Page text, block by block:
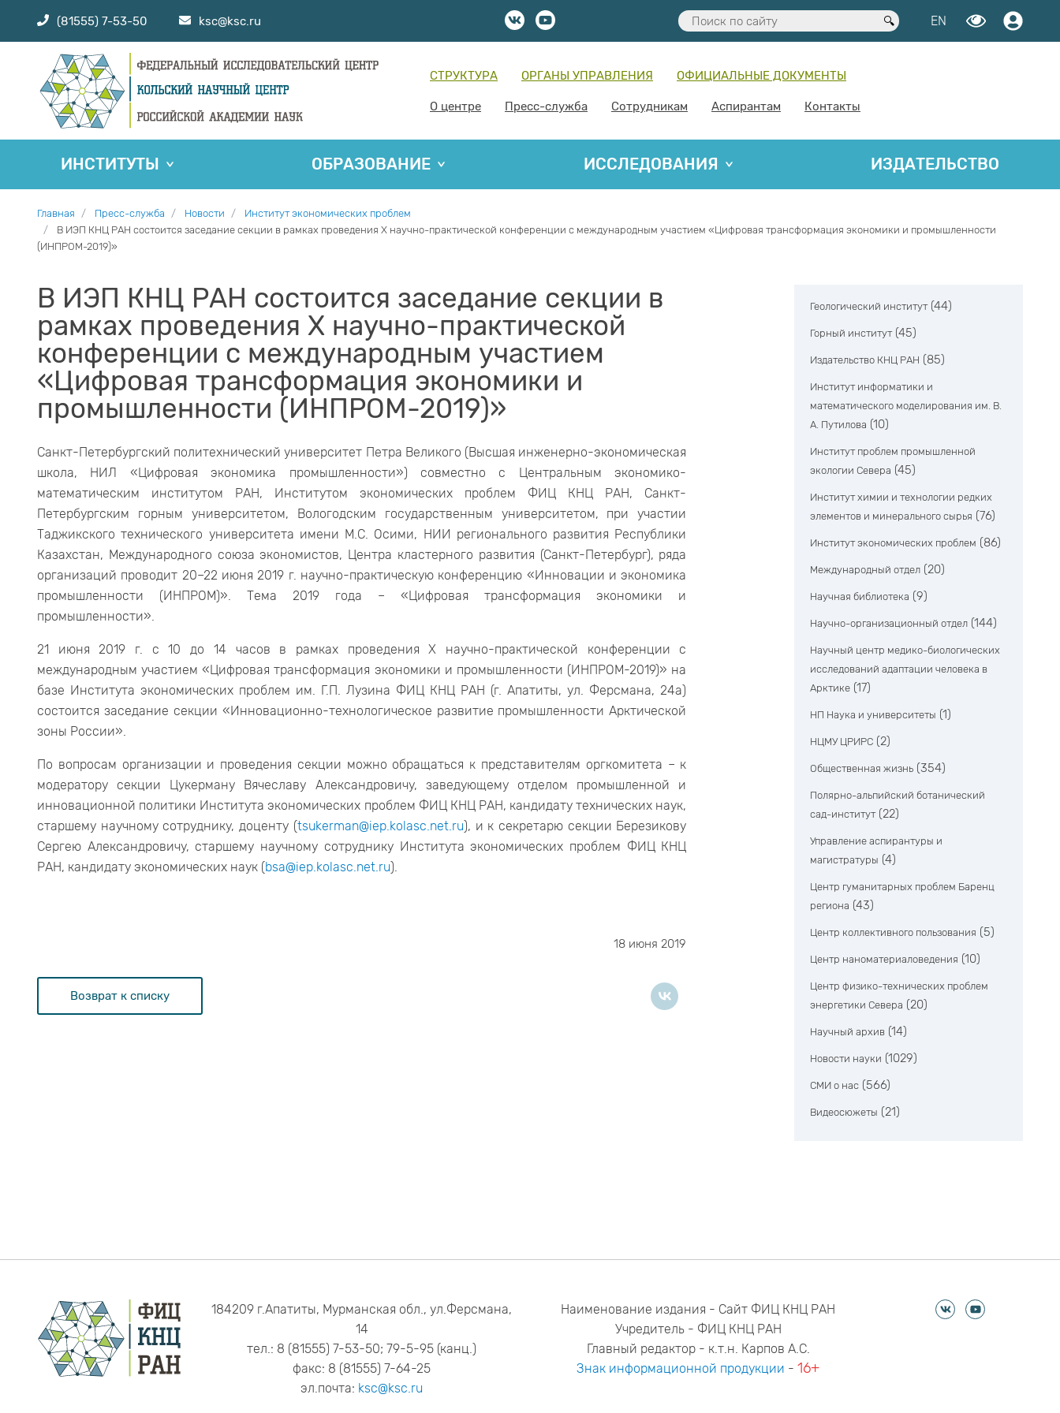
(81555) 7-53-50 ksc@ksc.ru EN
СТРУКТУРА ОРГАНЫ УПРАВЛЕНИЯ ОФИЦИАЛЬНЫЕ ДОКУМЕНТЫ
О центре Пресс-служба Сотрудникам Аспирантам Контакты
ИНСТИТУТЫ ОБРАЗОВАНИЕ ИССЛЕДОВАНИЯ ИЗДАТЕЛЬСТВО
Главная Пресс-служба Новости
Институт экономических проблем
В ИЭП КНЦ РАН состоится заседание секции в рамках проведения Х научно-практической конференции с международным участием «Цифровая трансформация экономики и промышленности
(ИНПРОМ-2019)»
В ИЭП КНЦ РАН состоится заседание секции в
рамках проведения Х научно-практической
конференции с международным участием
«Цифровая трансформация экономики и
промышленности (ИНПРОМ-2019)»
Санкт-Петербургский политехнический университет Петра Великого (Высшая инженерно-экономическая
школа, НИЛ «Цифровая экономика промышленности») совместно с Центральным экономико-
математическим институтом РАН, Институтом экономических проблем ФИЦ КНЦ РАН, Санкт-
Петербургским горным университетом, Вологодским государственным университетом, при участии
Таджикского технического университета имени М.С. Осими, НИИ регионального развития Республики
Казахстан, Международного союза экономистов, Центра кластерного развития (Санкт-Петербург), ряда
организаций проводит 20–22 июня 2019 г. научно-практическую конференцию «Инновации и экономика
промышленности (ИНПРОМ)». Тема 2019 года – «Цифровая трансформация экономики и
промышленности».
21 июня 2019 г. c 10 до 14 часов в рамках проведения Х научно-практической конференции с
международным участием «Цифровая трансформация экономики и промышленности (ИНПРОМ-2019)» на
базе Института экономических проблем им. Г.П. Лузина ФИЦ КНЦ РАН (г. Апатиты, ул. Ферсмана, 24а)
состоится заседание секции «Инновационно-технологическое развитие промышленности Арктической
зоны России».
По вопросам организации и проведения секции можно обращаться к представителям оргкомитета – к
модератору секции Цукерману Вячеславу Александровичу, заведующему отделом промышленной и
инновационной политики Института экономических проблем ФИЦ КНЦ РАН, кандидату технических наук,
старшему научному сотруднику, доценту (tsukerman@iep.kolasc.net.ru), и к секретарю секции Березикову
Сергею Александровичу, старшему научному сотруднику Института экономических проблем ФИЦ КНЦ
РАН, кандидату экономических наук (bsa@iep.kolasc.net.ru).
18 июня 2019
Возврат к списку
Геологический институт (44)
Горный институт (45)
Издательство КНЦ РАН (85)
Институт информатики и
математического моделирования им. В.
А. Путилова (10)
Институт проблем промышленной
экологии Севера (45)
Институт химии и технологии редких
элементов и минерального сырья (76)
Институт экономических проблем (86)
Международный отдел (20)
Научная библиотека (9)
Научно-организационный отдел (144)
Научный центр медико-биологических
исследований адаптации человека в
Арктике (17)
НП Наука и университеты (1)
НЦМУ ЦРИРС (2)
Общественная жизнь (354)
Полярно-альпийский ботанический
сад-институт (22)
Управление аспирантуры и
магистратуры (4)
Центр гуманитарных проблем Баренц
региона (43)
Центр коллективного пользования (5)
Центр наноматериаловедения (10)
Центр физико-технических проблем
энергетики Севера (20)
Научный архив (14)
Новости науки (1029)
СМИ о нас (566)
Видеосюжеты (21)
184209 г.Апатиты, Мурманская обл., ул.Ферсмана,
14
тел.: 8 (81555) 7-53-50; 79-5-95 (канц.)
факс: 8 (81555) 7-64-25
эл.почта: ksc@ksc.ru
Наименование издания - Сайт ФИЦ КНЦ РАН
Учредитель - ФИЦ КНЦ РАН
Главный редактор - к.т.н. Карпов А.С.
Знак информационной продукции -16+